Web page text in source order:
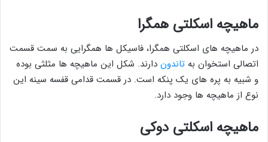
ماهیچه اسکلتی همگرا
در ماهیچه های اسکلتی همگرا، فاسیکل ها همگرایی به سمت قسمت
اتصالی استخوان به تاندون دارند. شکل این ماهیچه ها مثلثی بوده
و شبیه به پره های یک پنکه است. در قسمت قدامی قفسه سینه این
نوع از ماهیچه ها وجود دارد.
ماهیچه اسکلتی دوکی